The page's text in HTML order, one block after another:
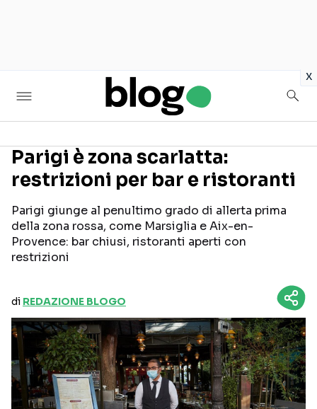
x
Seguici sui social
Parigi è zona scarlatta:
restrizioni per bar e ristoranti
Parigi giunge al penultimo grado di allerta prima
della zona rossa, come Marsiglia e Aix-en-
Provence: bar chiusi, ristoranti aperti con
restrizioni
di REDAZIONE BLOGO